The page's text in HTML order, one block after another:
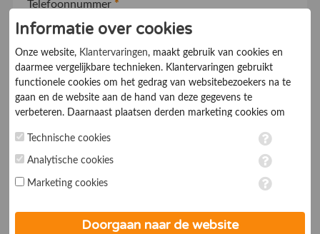
Telefoonnummer *
Ik ga akkoord met deAlgemene voorwaarden
Geen opstartkosten
Social Media integratie om uw reviews te delen
Informatie over cookies
Onze website, Klantervaringen, maakt gebruik van cookies en
daarmee vergelijkbare technieken. Klantervaringen gebruikt
functionele cookies om het gedrag van websitebezoekers na te
gaan en de website aan de hand van deze gegevens te
verbeteren. Daarnaast plaatsen derden marketing cookies om
marketing cookies worden persoonsgegevens verwerkt. Je geeft
toestemming voor deze verwerking wanneer je hieronder een
op ieder moment aanpassen in de
. Lees voor meer
Technische cookies
Analytische cookies
Marketing cookies
Doorgaan naar de website